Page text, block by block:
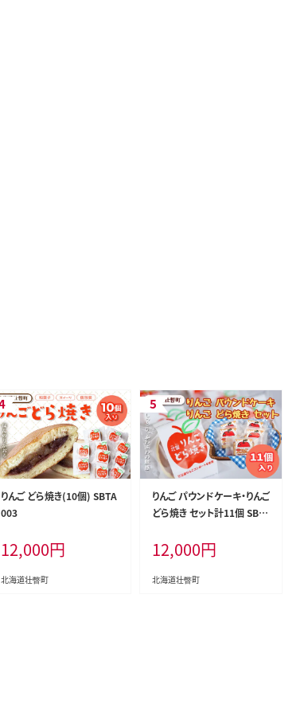
りんご どら焼き(10個) SBTA
003
12,000円
北海道壮瞥町
りんご パウンドケーキ・りんご
どら焼き セット計11個 SBT
12,000円
北海道壮瞥町